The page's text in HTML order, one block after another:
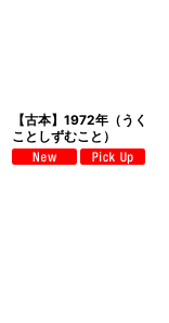
【古本】1972年（うく
ことしずむこと）